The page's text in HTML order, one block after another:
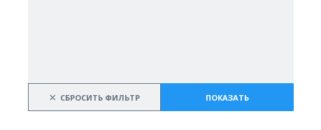
× СБРОСИТЬ ФИЛЬТР ПОКАЗАТЬ